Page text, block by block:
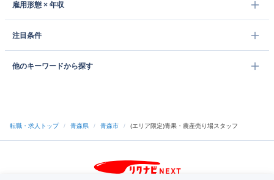
雇用形態 × 年収
注目条件
他のキーワードから探す
転職・求人トップ / 青森県 / 青森市 / (エリア限定)青果・農産売り場スタッフ